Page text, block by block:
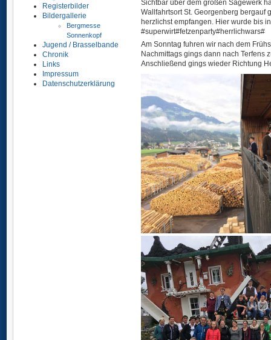
Registerbilder
Bildergallerie
Bergmesse
Sonnenkopf
Jugend / Brasselbande
Chronik
Links
Impressum
Datenschutzerklärung
Sichtbar über dem großen Sägewerk
Wallfahrtsort St. Georgenberg bergauf
herzlichst empfangen. Hier wurde bis
#superwirt#fetzenparty#herrlichwars#
Am Sonntag fuhren wir nach dem
Nachmittags gings dann nach Terfens
Anschließend gings wieder Richtung